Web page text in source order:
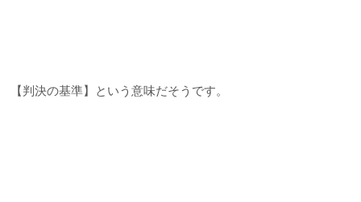
【判決の基準】という意味だそうです。